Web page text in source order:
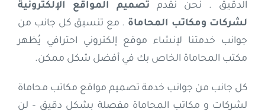
العربية
الدقيق . نحن نقدم تصميم المواقع الإلكترونية
لشركات ومكاتب المحاماة . مع تنسيق كل جانب من
جوانب خدمتنا لإنشاء موقع إلكتروني احترافي يُظهر
مكتب المحاماة الخاص بك في أفضل شكل ممكن.
كل جانب من جوانب خدمة تصميم مواقع مكاتب محاماة
لشركات و مكاتب المحاماة مفصلة بشكل دقيق – لن